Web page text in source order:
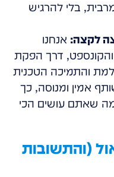
בלי להרגיש
לקצה: אנחנו
והקונספט, דרך הפקת
והתמיכה הטכנית
אמין ומנוסה, כך
שאתם עושים הכי
(והתשובות